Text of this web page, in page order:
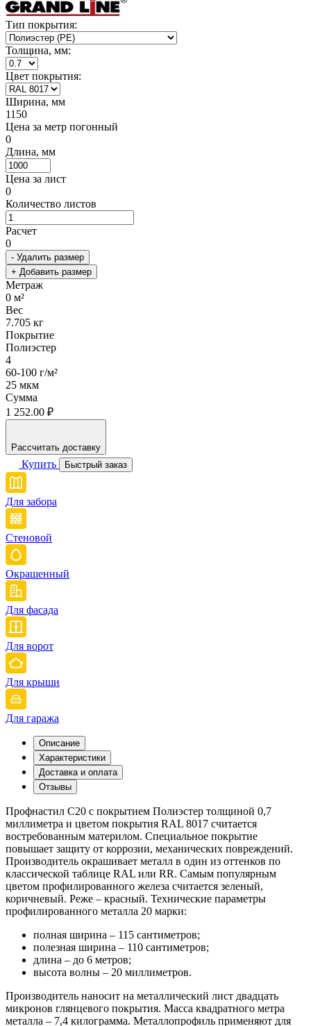
Тип покрытия:
Толщина, мм:
Цвет покрытия:
Ширина, мм
1150
Цена за метр погонный
0
Длина, мм
Цена за лист
0
Количество листов
Расчет
0
- Удалить размер
+ Добавить размер
Метраж
0 м²
Вес
7.705 кг
Покрытие
Полиэстер
4
60-100 г/м²
25 мкм
Сумма
1 252.00 ₽
Рассчитать доставку
Купить Быстрый заказ
Для забора
Стеновой
Окрашенный
Для фасада
Для ворот
Для крыши
Для гаража
Описание
Характеристики
Доставка и оплата
Отзывы
Профнастил С20 с покрытием Полиэстер толщиной 0,7
миллиметра и цветом покрытия RAL 8017 считается
востребованным материлом. Специальное покрытие
повышает защиту от коррозии, механических повреждений.
Производитель окрашивает металл в один из оттенков по
классической таблице RAL или RR. Самым популярным
цветом профилированного железа считается зеленый,
коричневый. Реже – красный. Технические параметры
профилированного металла 20 марки:
полная ширина – 115 сантиметров;
полезная ширина – 110 сантиметров;
длина – до 6 метров;
высота волны – 20 миллиметров.
Производитель наносит на металлический лист двадцать
микронов глянцевого покрытия. Масса квадратного метра
металла – 7,4 килограмма. Металлопрофиль применяют для